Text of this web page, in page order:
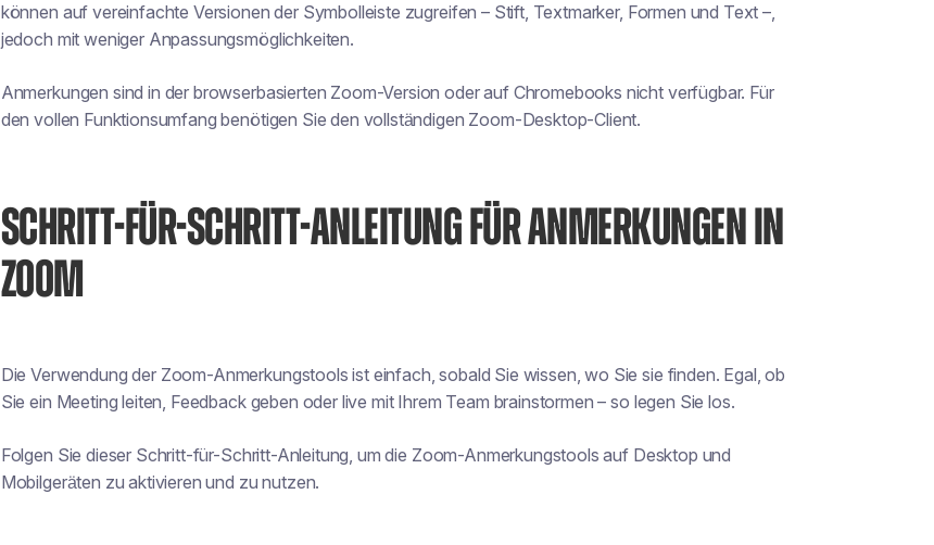
können auf vereinfachte Versionen der Symbolleiste zugreifen – Stift, Textmarker, Formen und Text –,
jedoch mit weniger Anpassungsmöglichkeiten.
Anmerkungen sind in der browserbasierten Zoom-Version oder auf Chromebooks nicht verfügbar. Für
den vollen Funktionsumfang benötigen Sie den vollständigen Zoom-Desktop-Client.
SCHRITT-FÜR-SCHRITT-ANLEITUNG FÜR ANMERKUNGEN IN
ZOOM
Die Verwendung der Zoom-Anmerkungstools ist einfach, sobald Sie wissen, wo Sie sie finden. Egal, ob
Sie ein Meeting leiten, Feedback geben oder live mit Ihrem Team brainstormen – so legen Sie los.
Folgen Sie dieser Schritt-für-Schritt-Anleitung, um die Zoom-Anmerkungstools auf Desktop und
Mobilgeräten zu aktivieren und zu nutzen.